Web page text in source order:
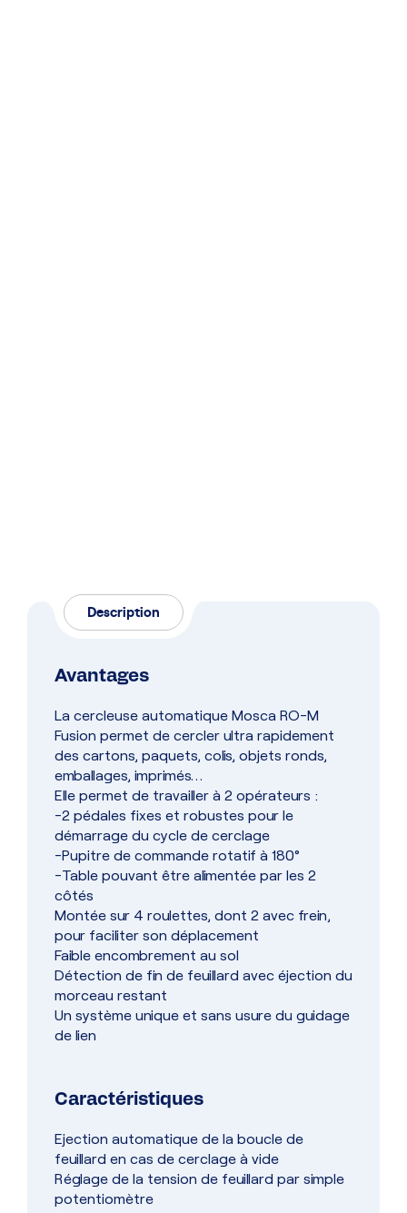
Description
Avantages
La cercleuse automatique Mosca RO-M
Fusion permet de cercler ultra rapidement
des cartons, paquets, colis, objets ronds,
emballages, imprimés…
Elle permet de travailler à 2 opérateurs :
-2 pédales fixes et robustes pour le
démarrage du cycle de cerclage
-Pupitre de commande rotatif à 180°
-Table pouvant être alimentée par les 2
côtés
Montée sur 4 roulettes, dont 2 avec frein,
pour faciliter son déplacement
Faible encombrement au sol
Détection de fin de feuillard avec éjection du
morceau restant
Un système unique et sans usure du guidage
de lien
Caractéristiques
Ejection automatique de la boucle de
feuillard en cas de cerclage à vide
Réglage de la tension de feuillard par simple
potentiomètre